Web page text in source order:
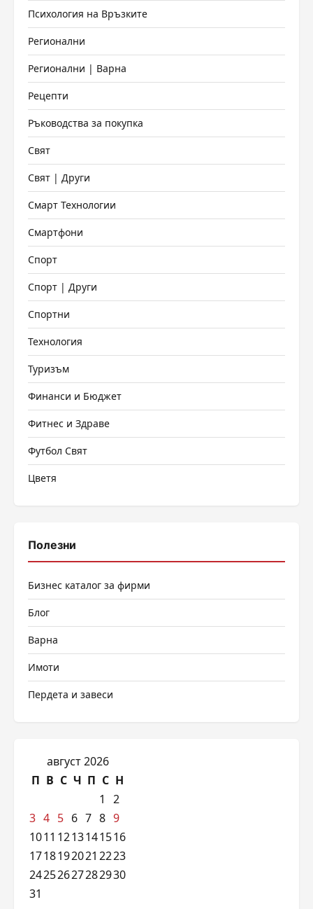
Психология на Връзките
Регионални
Регионални | Варна
Рецепти
Ръководства за покупка
Свят
Свят | Други
Смарт Технологии
Смартфони
Спорт
Спорт | Други
Спортни
Технология
Туризъм
Финанси и Бюджет
Фитнес и Здраве
Футбол Свят
Цветя
Полезни
Бизнес каталог за фирми
Блог
Варна
Имоти
Пердета и завеси
август 2026
П В С Ч П С Н
1
2
3 4 5 6 7 8 9
1011 1213141516
1718192021 2223
24252627282930
31